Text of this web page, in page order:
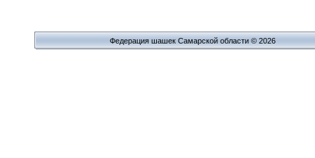
Федерация шашек Самарской области © 2026